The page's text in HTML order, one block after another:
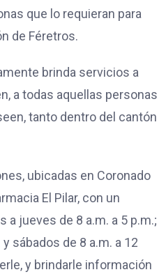
que lo requieran para
de Féretros.
brinda servicios a
a todas aquellas personas
tanto dentro del cantón
ubicadas en Coronado
El Pilar, con un
a jueves de 8 a.m. a 5 p.m.;
sábados de 8 a.m. a 12
y brindarle información